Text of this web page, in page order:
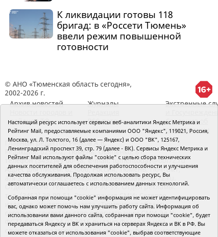
К ликвидации готовы 118
бригад: в «Россети Тюмень»
ввели режим повышенной
готовности
© АНО «Тюменская область сегодня»,
2002-2026 г.
Архив новостей
районов ТО
Журналы
RSS поток
Экстренные
Сведения об
организации
Главный редактор Рябков А.В.
Редакция: 625002, Тюмень, Осипенко, 81,
телефон (3452)49-00-18, e-mail: tumentoday@obl72.ru
Адрес для писем: 625000, Россия, Тюмень, Почтамт,
а/я 371. Для пресс-релизов: tumentoday@obl72.ru.
Отдел писем: тел. (3452) 39-90-59. Отдел рекламы:
тел. (3452) 39-90-51. Регистрация СМИ: Сетевое
издание «Интернет-газета «Тюменская область
сегодня», свидетельство о регистрации СМИ Эл №
ФС77-64918 от 24.02.2016 выдано Федеральной
службой по надзору в сфере связи, информационных
Настоящий ресурс использует сервисы веб-аналитики Яндекс Метрика и
Рейтинг Mail, предоставляемые компаниями ООО "Яндекс", 119021, Россия,
Москва, ул. Л. Толстого, 16 (далее — Яндекс) и ООО "ВК", 125167,
Ленинградский проспект 39, стр. 79 (далее - ВК). Сервисы Яндекс Метрика и
Рейтинг Mail используют файлы "cookie" с целью сбора технических
данных посетителей для обеспечения работоспособности и улучшения
качества обслуживания. Продолжая использовать ресурс, Вы
автоматически соглашаетесь с использованием данных технологий.
Собранная при помощи "cookie" информация не может идентифицировать
вас, однако может помочь нам улучшить работу сайта. Информация об
использовании вами данного сайта, собранная при помощи "cookie", будет
передаваться Яндексу и ВК и храниться на серверах Яндекса и ВК в РФ. Вы
можете отказаться от использования "cookie", выбрав соответствующие